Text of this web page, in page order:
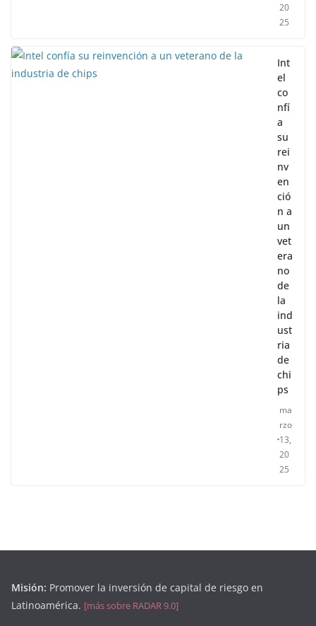
20
25
Int
el
co
nfí
a
su
rei
nv
en
ció
n a
un
vet
era
no
de
la
ind
ust
ria
de
chi
ps
ma
rzo
13,
20
25
Misión: Promover la inversión de capital de riesgo en
Latinoamérica. [más sobre RADAR 9.0]